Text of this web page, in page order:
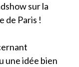
sur la
de Paris !
une idée bien